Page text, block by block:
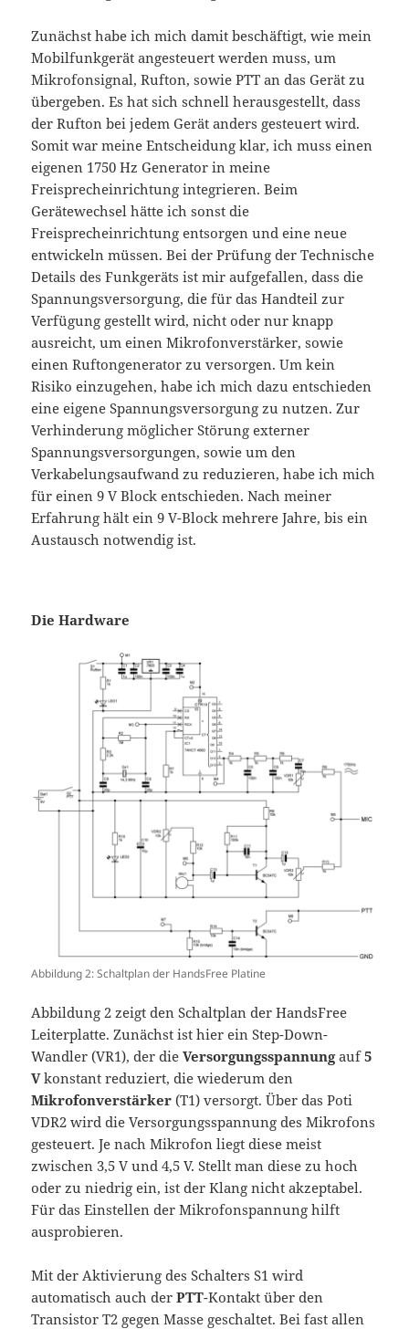
Zunächst habe ich mich damit beschäftigt, wie mein
Mobilfunkgerät angesteuert werden muss, um
Mikrofonsignal, Rufton, sowie PTT an das Gerät zu
übergeben. Es hat sich schnell herausgestellt, dass
der Rufton bei jedem Gerät anders gesteuert wird.
Somit war meine Entscheidung klar, ich muss einen
eigenen 1750 Hz Generator in meine
Freisprecheinrichtung integrieren. Beim
Gerätewechsel hätte ich sonst die
Freisprecheinrichtung entsorgen und eine neue
entwickeln müssen. Bei der Prüfung der Technische
Details des Funkgeräts ist mir aufgefallen, dass die
Spannungsversorgung, die für das Handteil zur
Verfügung gestellt wird, nicht oder nur knapp
ausreicht, um einen Mikrofonverstärker, sowie
einen Ruftongenerator zu versorgen. Um kein
Risiko einzugehen, habe ich mich dazu entschieden
eine eigene Spannungsversorgung zu nutzen. Zur
Verhinderung möglicher Störung externer
Spannungsversorgungen, sowie um den
Verkabelungsaufwand zu reduzieren, habe ich mich
für einen 9 V Block entschieden. Nach meiner
Erfahrung hält ein 9 V-Block mehrere Jahre, bis ein
Austausch notwendig ist.
Die Hardware
Abbildung 2: Schaltplan der HandsFree Platine
Abbildung 2 zeigt den Schaltplan der HandsFree
Leiterplatte. Zunächst ist hier ein Step-Down-
Wandler (VR1), der dieVersorgungsspannungauf5
Vkonstant reduziert, die wiederum den
Mikrofonverstärker (T1) versorgt. Über das Poti
VDR2 wird die Versorgungsspannung des Mikrofons
gesteuert. Je nach Mikrofon liegt diese meist
zwischen 3,5 V und 4,5 V. Stellt man diese zu hoch
oder zu niedrig ein, ist der Klang nicht akzeptabel.
Für das Einstellen der Mikrofonspannung hilft
ausprobieren.
Mit der Aktivierung des Schalters S1 wird
automatisch auch derPTT-Kontakt über den
Transistor T2 gegen Masse geschaltet. Bei fast allen